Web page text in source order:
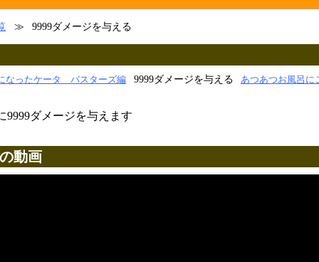
≫ 9999ダメージを与える
なったケータ バスターズ編 9999ダメージを与える あつあつお風呂
9999ダメージを与えます
動画